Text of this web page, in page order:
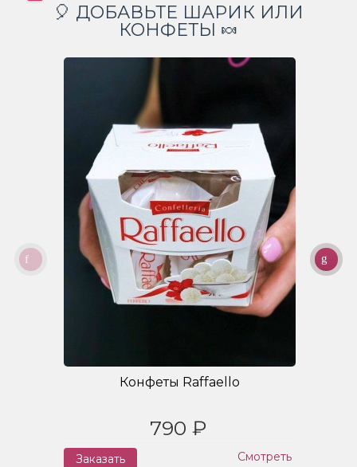
🎈 ДОБАВЬТЕ ШАРИК ИЛИ
КОНФЕТЫ 🍬
Конфеты Raffaello
790 ₽
Заказать Смотреть